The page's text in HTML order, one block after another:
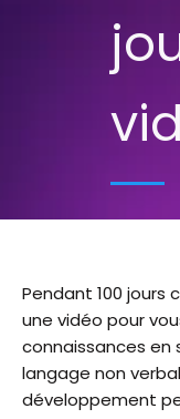
Pendant 100
une vidéo pour
connaissances en
langage non
développement